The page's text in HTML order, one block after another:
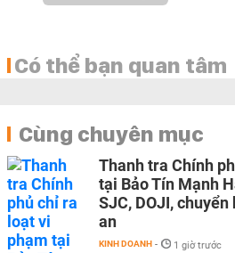
Có thể bạn quan tâm
Cùng chuyên mục
Thanh tra Chính
tại Bảo Tín Mạnh
SJC, DOJI,
an
KINH DOANH - 1 giờ trước